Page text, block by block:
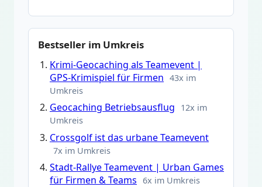
Bestseller im Umkreis
Krimi-Geocaching als Teamevent |
GPS-Krimispiel für Firmen 43x im
Umkreis
Geocaching Betriebsausflug
12x im
Umkreis
Crossgolf ist das urbane Teamevent
7x im Umkreis
Stadt-Rallye Teamevent | Urban Games
für Firmen & Teams 6x im Umkreis